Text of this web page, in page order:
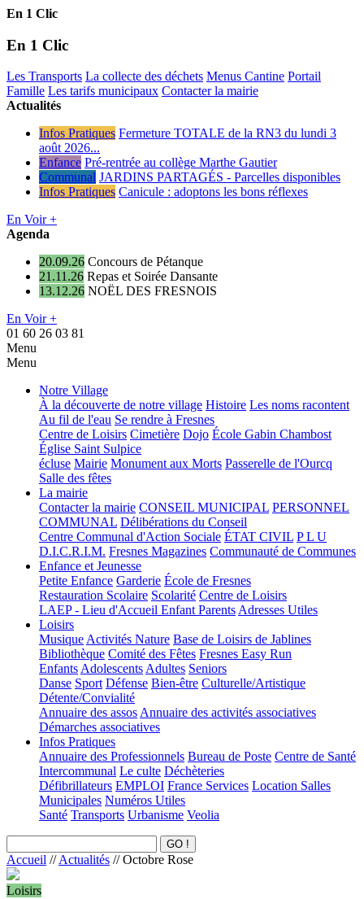
En 1 Clic
En 1 Clic
Les Transports La collecte des déchets Menus Cantine Portail
Famille Les tarifs municipaux Contacter la mairie
Actualités
Infos Pratiques Fermeture TOTALE de la RN3 du lundi 3
août 2026...
Enfance Pré-rentrée au collège Marthe Gautier
Communal JARDINS PARTAGÉS - Parcelles disponibles
Infos Pratiques Canicule : adoptons les bons réflexes
En Voir +
Agenda
20.09.26 Concours de Pétanque
21.11.26 Repas et Soirée Dansante
13.12.26 NOËL DES FRESNOIS
En Voir +
01 60 26 03 81
Menu
Menu
Notre Village
À la découverte de notre village Histoire Les noms racontent
Au fil de l'eau Se rendre à Fresnes
Centre de Loisirs Cimetière Dojo École Gabin Chambost
Église Saint Sulpice
écluse Mairie Monument aux Morts Passerelle de l'Ourcq
Salle des fêtes
La mairie
Contacter la mairie CONSEIL MUNICIPAL PERSONNEL
COMMUNAL Délibérations du Conseil
Centre Communal d'Action Sociale ÉTAT CIVIL P L U
D.I.C.R.I.M. Fresnes Magazines Communauté de Communes
Enfance et Jeunesse
Petite Enfance Garderie École de Fresnes
Restauration Scolaire Scolarité Centre de Loisirs
LAEP - Lieu d'Accueil Enfant ParentsAdresses Utiles
Loisirs
MusiqueActivités Nature Base de Loisirs de Jablines
Bibliothèque Comité des Fêtes Fresnes Easy Run
EnfantsAdolescentsAdultes Seniors
Danse Sport Défense Bien-être Culturelle/Artistique
Détente/Convialité
Annuaire des assosAnnuaire des activités associatives
Démarches associatives
Infos Pratiques
Annuaire des Professionnels Bureau de Poste Centre de Santé
Intercommunal Le culte Déchèteries
Défibrillateurs EMPLOI France Services Location Salles
Municipales Numéros Utiles
Santé Transports Urbanisme Veolia
Accueil //Actualités // Octobre Rose
Loisirs